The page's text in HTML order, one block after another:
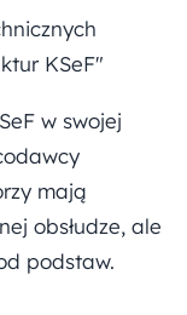
KSeF"
w swojej
mają
obsłudze, ale
podstaw.